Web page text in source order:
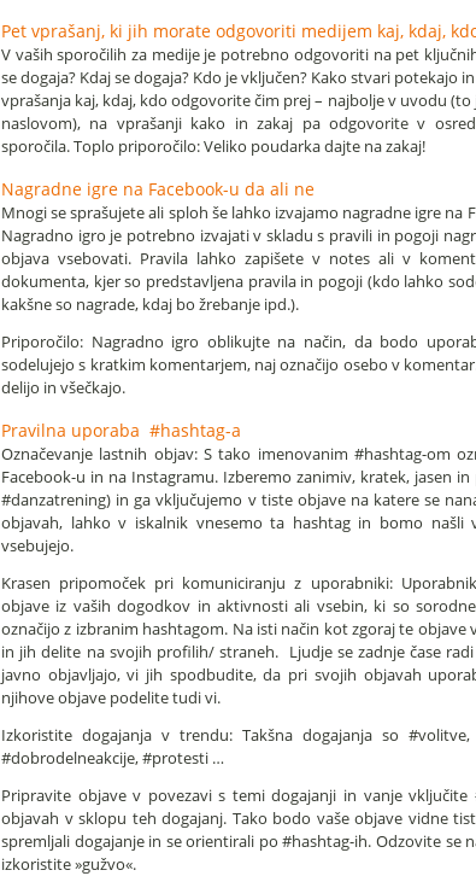
Pet vprašanj, ki jih morate odgovoriti medijem kaj, kdaj,
V vaših sporočilih za medije je potrebno odgovoriti na pet
se dogaja? Kdaj se dogaja? Kdo je vključen? Kako stvari potekajo
vprašanja kaj, kdaj, kdo odgovorite čim prej – najbolje v uvodu
naslovom), na vprašanji kako in zakaj pa odgovorite v
sporočila. Toplo priporočilo: Veliko poudarka dajte na zakaj!
Nagradne igre na Facebook-u da ali ne
Mnogi se sprašujete ali sploh še lahko izvajamo nagradne igre na
Nagradno igro je potrebno izvajati v skladu s pravili in pogoji
objava vsebovati. Pravila lahko zapišete v notes ali v
dokumenta, kjer so predstavljena pravila in pogoji (kdo lahko
kakšne so nagrade, kdaj bo žrebanje ipd.).
Priporočilo: Nagradno igro oblikujte na način, da bodo
sodelujejo s kratkim komentarjem, naj označijo osebo v
delijo in všečkajo.
Pravilna uporaba #hashtag-a
Označevanje lastnih objav: S tako imenovanim #hashtag-om
Facebook-u in na Instagramu. Izberemo zanimiv, kratek, jasen
#danzatrening) in ga vključujemo v tiste objave na katere se
objavah, lahko v iskalnik vnesemo ta hashtag in bomo našli
vsebujejo.
Krasen pripomoček pri komuniciranju z uporabniki:
objave iz vaših dogodkov in aktivnosti ali vsebin, ki so
označijo z izbranim hashtagom. Na isti način kot zgoraj te
in jih delite na svojih profilih/ straneh. Ljudje se zadnje čase
javno objavljajo, vi jih spodbudite, da pri svojih objavah
njihove objave podelite tudi vi.
Izkoristite dogajanja v trendu: Takšna dogajanja so #volitve,
#dobrodelneakcije, #protesti …
Pripravite objave v povezavi s temi dogajanji in vanje
objavah v sklopu teh dogajanj. Tako bodo vaše objave vidne
spremljali dogajanje in se orientirali po #hashtag-ih. Odzovite se
izkoristite »gužvo«.